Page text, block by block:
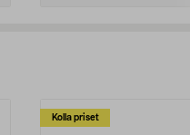
Kolla priset